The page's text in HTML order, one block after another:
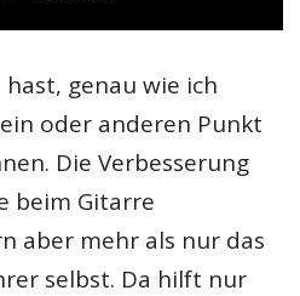
genau wie ich
oder anderen Punkt
Die Verbesserung
beim Gitarre
aber mehr als nur das
selbst. Da hilft nur